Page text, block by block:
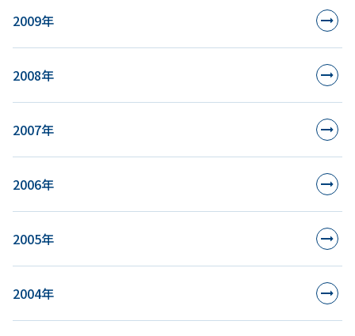
2009年
2008年
2007年
2006年
2005年
2004年